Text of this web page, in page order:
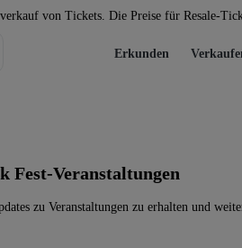
von Tickets. Die Preise für Resale-
Erkunden
Fest-Veranstaltungen
zu Veranstaltungen zu erhalten und